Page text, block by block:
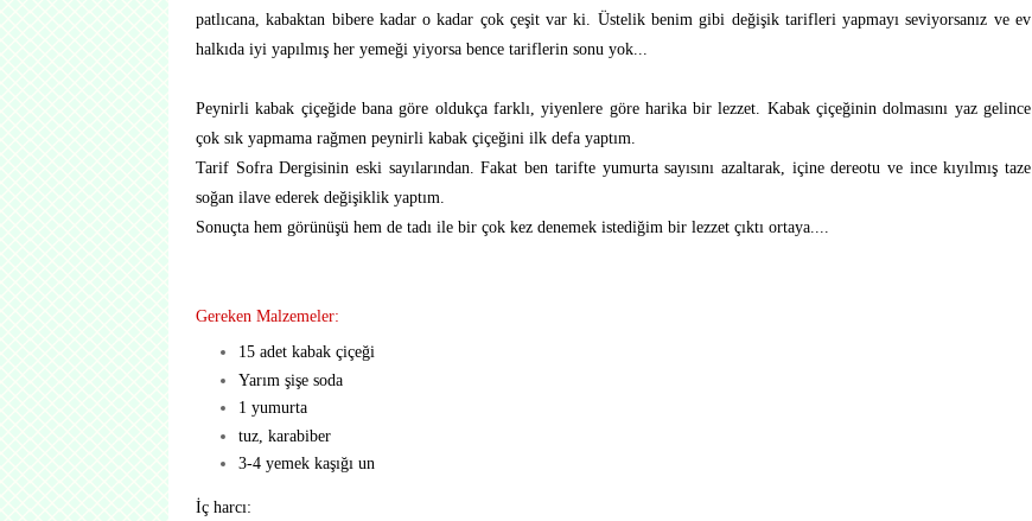
patlıcana, kabaktan bibere kadar o kadar çok çeşit var ki. Üstelik benim gibi değişik tarifleri yapmayı seviyorsanız ve ev
halkıda iyi yapılmış her yemeği yiyorsa bence tariflerin sonu yok...
Peynirli kabak çiçeğide bana göre oldukça farklı, yiyenlere göre harika bir lezzet. Kabak çiçeğinin dolmasını yaz gelince
çok sık yapmama rağmen peynirli kabak çiçeğini ilk defa yaptım.
Tarif Sofra Dergisinin eski sayılarından. Fakat ben tarifte yumurta sayısını azaltarak, içine dereotu ve ince kıyılmış taze
soğan ilave ederek değişiklik yaptım.
Sonuçta hem görünüşü hem de tadı ile bir çok kez denemek istediğim bir lezzet çıktı ortaya....
Gereken Malzemeler:
15 adet kabak çiçeği
Yarım şişe soda
1 yumurta
tuz, karabiber
3-4 yemek kaşığı un
İç harcı: